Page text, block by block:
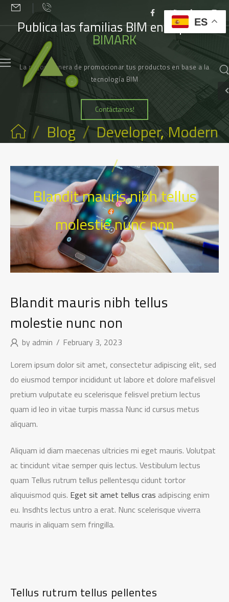
/ Blog / Developer,Modern
/
Blandit mauris nibh tellus
molestie nunc non
Publica las familias BIM en el portal
BIMARK
La mejor manera de promocionar tus productos en base a la
tecnología BIM
Contáctanos!
Blandit mauris nibh tellus
molestie nunc non
by admin
February 3, 2023
Lorem ipsum dolor sit amet, consectetur adipiscing elit, sed
do eiusmod tempor incididunt ut labore et dolore mafelisvel
pretium vulputate eu scelerisque felisvel pretium lectus
quam id leo in vitae turpis massa Nunc id cursus metus
aliquam.
Aliquam id diam maecenas ultricies mi eget mauris. Volutpat
ac tincidunt vitae semper quis lectus. Vestibulum lectus
quam Tellus rutrum tellus pellentesqu cidunt tortor
aliquuismod quis. Eget sit amet tellus cras adipiscing enim
eu. Insdhts lectus untro a erat. Nunc scelerisque viverra
mauris in aliquam sem fringilla.
Tellus rutrum tellus pellentes
ES